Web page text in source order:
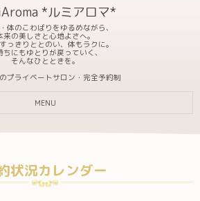
*ルミアロマ*
体のこわばりをゆるめながら、
来の美しさと心地よさへ。
っきりととのい、体もラクに。
ちにもゆとりが戻っていく、
そんなひとときを。
プライベートサロン・完全予約制
MENU
状況カレンダー